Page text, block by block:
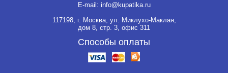
E-mail: info@kupatika.ru
117198, г. Москва, ул. Миклухо-Маклая,
дом 8, стр. 3, офис 311
Способы оплаты